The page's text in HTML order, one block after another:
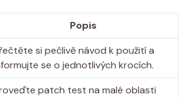
Popis
si pečlivě návod k použití ‌a
se o jednotlivých ‌krocích.
patch test na malé oblasti